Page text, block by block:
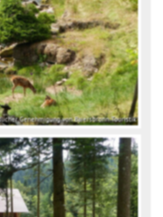
Genehmigung von Baiersbronn Touristik